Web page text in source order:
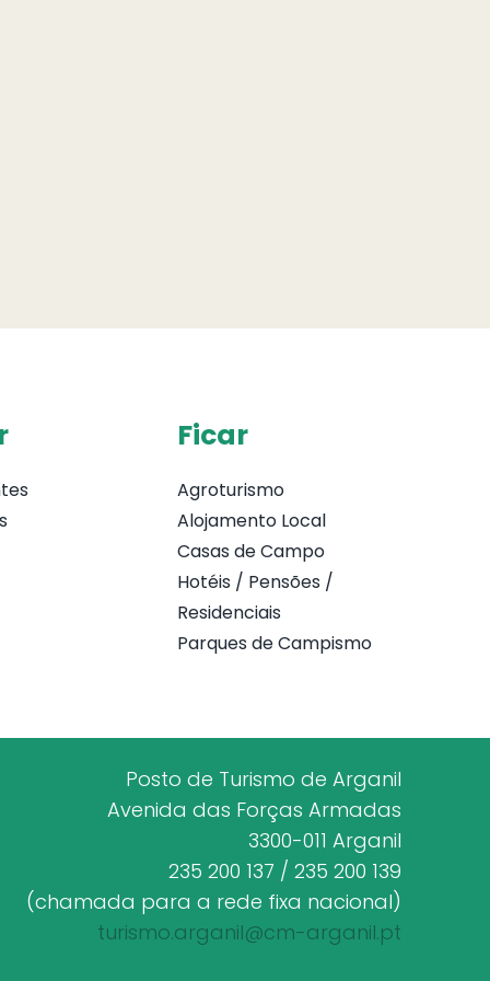
Ficar
Agroturismo
Alojamento Local
Casas de Campo
Hotéis / Pensões /
Residenciais
Parques de Campismo
Posto de Turismo de Arganil
Avenida das Forças Armadas
3300-011 Arganil
235 200 137 / 235 200 139
(chamada para a rede fixa nacional)
turismo.arganil@cm-arganil.pt